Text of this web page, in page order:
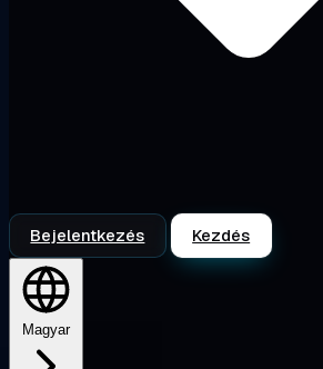
Bejelentkezés Kezdés
Magyar